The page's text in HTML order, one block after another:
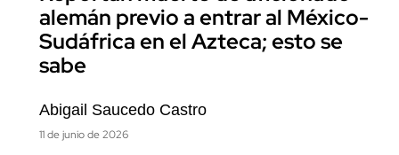
alemán previo a entrar al México-
Sudáfrica en el Azteca; esto se
sabe
Abigail Saucedo Castro
11 de junio de 2026